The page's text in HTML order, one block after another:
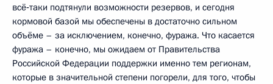
всё‑таки подтянули возможности резервов, и сегодня
кормовой базой мы обеспечены в достаточно сильном
объёме – за исключением, конечно, фуража. Что касается
фуража – конечно, мы ожидаем от Правительства
Российской Федерации поддержки именно тем регионам,
которые в значительной степени погорели, для того, чтобы